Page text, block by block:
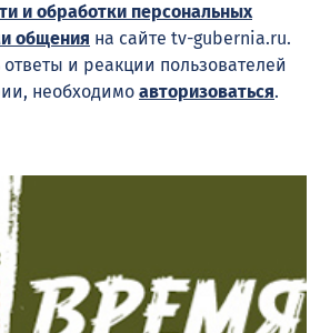
и обработки персональных
общения на сайте tv-gubernia.ru.
и реакции пользователей
необходимо авторизоваться.